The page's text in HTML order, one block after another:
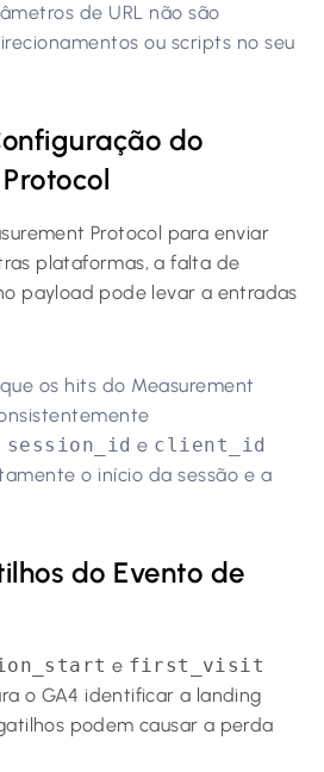
de URL não são
ou scripts no seu
do
Protocol para enviar
plataformas, a falta de
payload pode levar a entradas
os hits do Measurement
session_id e client_id
o início da sessão e a
do Evento de
e first_visit
o GA4 identificar a landing
podem causar a perda